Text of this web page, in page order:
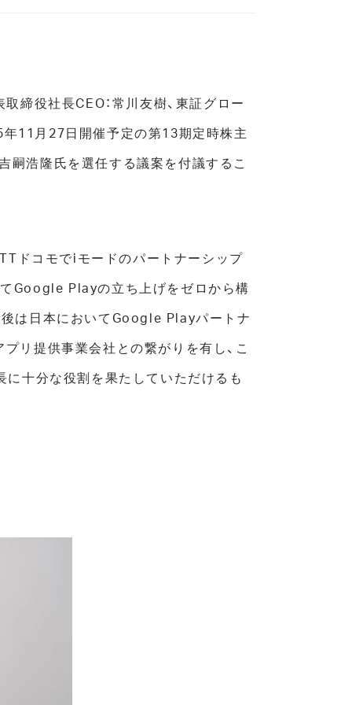
締役社長CEO：常川友樹、東証グロー
年11月27日開催予定の第13期定時株主
浩隆氏を選任する議案を付議するこ
ドコモでiモードのパートナーシップ
Google Playの立ち上げをゼロから構
は日本においてGoogle Playパートナ
リ提供事業会社との繋がりを有し、こ
に十分な役割を果たしていただけるも